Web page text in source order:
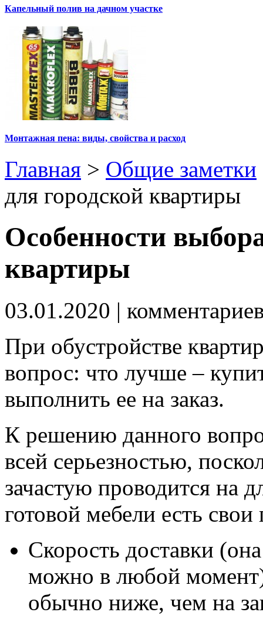
Капельный полив на дачном участке
Монтажная пена: виды, свойства и расход
Главная > Общие заметки
для городской квартиры
Особенности
квартиры
03.01.2020 |
При обустройстве
вопрос: что лучше –
выполнить ее на заказ.
К решению данного
всей серьезностью,
зачастую проводится на
готовой мебели есть
Скорость доставки
можно в любой
обычно ниже, чем на